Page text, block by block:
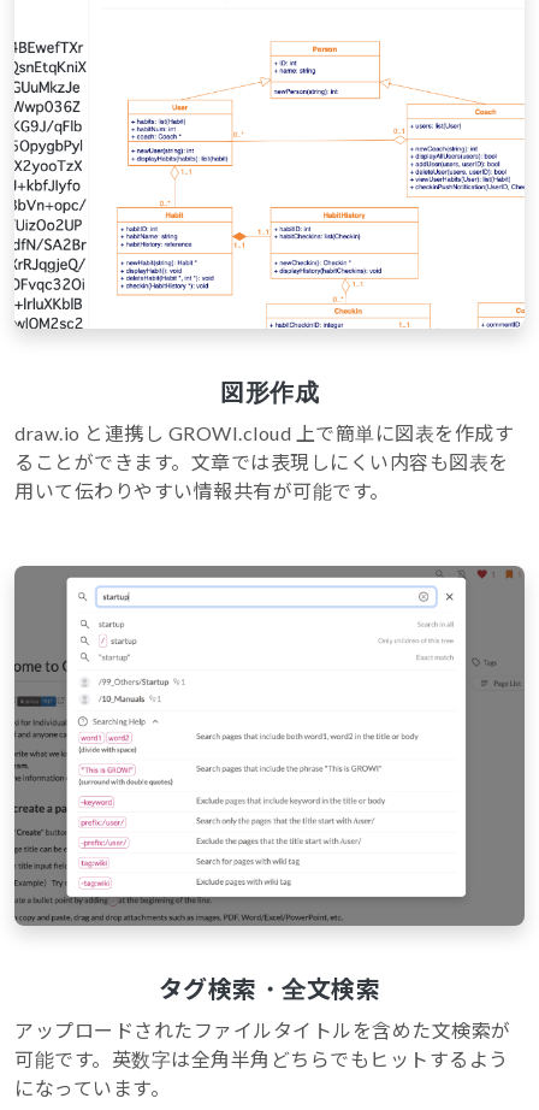
図形作成
draw.io と連携し GROWI.cloud 上で簡単に図表を作成す
ることができます。文章では表現しにくい内容も図表を
用いて伝わりやすい情報共有が可能です。
タグ検索・全文検索
アップロードされたファイルタイトルを含めた文検索が
可能です。英数字は全角半角どちらでもヒットするよう
になっています。